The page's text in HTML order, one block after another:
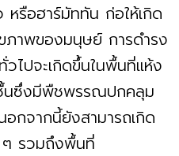
รือฮาร์มัททัน ก่อให้เกิด
ภาพของมนุษย์ การดำรง
ไปจะเกิดขึ้นในพื้นที่แห้ง
นซึ่งมีพืชพรรณปกคลุม
อกจากนี้ยังสามารถเกิด
รวมถึงพื้นที่